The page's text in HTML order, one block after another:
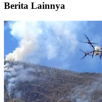
Berita Lainnya